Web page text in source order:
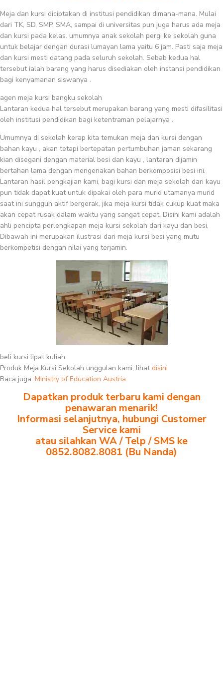
Meja dan kursi diciptakan di institusi pendidikan dimana-mana. Mulai
dari TK, SD, SMP, SMA, sampai di universitas pun juga harus ada meja
dan kursi pada kelas. umumnya anak sekolah pergi ke sekolah guna
untuk belajar dengan durasi lumayan lama yaitu 6 jam. Pasti saja meja
dan kursi mesti datang pada seluruh sekolah. Sebab kedua hal
tersebut ialah barang yang harus disediakan oleh instansi pendidikan
bagi kenyamanan siswanya .
agen meja kursi bangku sekolah
Lantaran kedua hal tersebut merupakan barang yang mesti difasilitasi
oleh institusi pendidikan bagi ketentraman pelajarnya .
Umumnya di sekolah kerap kita temukan meja dan kursi dengan
bahan kayu , akan tetapi bertepatan pertumbuhan jaman sekarang
kian disegani dengan material besi dan kayu , lantaran dijamin
bertahan lama dengan mengenakan bahan berkomposisi besi ini.
Lantaran hasil pengkajian kami, bagi kursi dan meja sekolah dari kayu
pun tidak dapat kuat untuk dipakai oleh para murid utamanya murid
saat ini sungguh aktif bergerak, jika meja kursi tidak cukup kuat maka
akan cepat rusak dalam waktu yang sangat cepat. Disini kami adalah
ahli pencipta perlengkapan meja kursi sekolah dari kayu dan besi,
Dibawah ini merupakan ilustrasi dari meja kursi besi yang mutu
berkompetisi dengan nilai yang terjamin.
beli kursi lipat kuliah
Produk Meja Kursi Sekolah unggulan kami, lihatdisini
Baca juga: Ministry of Education Austria
Dapatkan produk terbaru kami dengan
penawaran menarik!
Informasi selanjutnya, hubungi Customer
Service kami
atau silahkan WA / Telp / SMS ke
0852.8082.8081 (Bu Nanda)